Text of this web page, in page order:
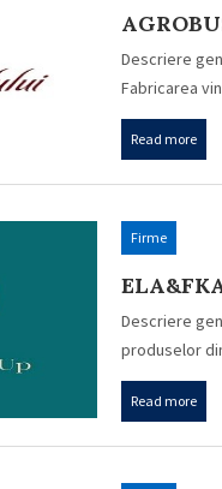
Descriere
Fabricarea
Read more
Firme
Descriere
produselor
Read more